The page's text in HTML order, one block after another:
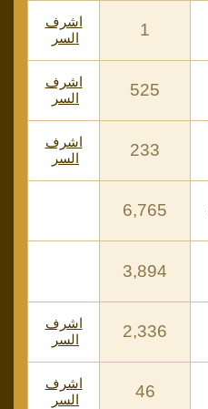
1
اشرف
السر
525
اشرف
السر
233
اشرف
السر
6,765
3,894
2,336
اشرف
السر
46
اشرف
السر